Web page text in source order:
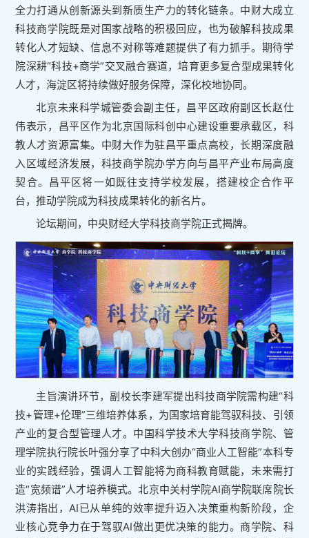
全力打通从创新源头到新质生产力的转化链条。中财大成立
科技商学院既是对国家战略的积极回应，也为破解科技成果
转化人才短缺、信息不对称等难题提供了有力抓手。期待学
院深耕“科技+商学”交叉融合赛道，培育更多复合型成果转化
人才，海淀区将持续做好服务保障，深化校地协同。
北京未来科学城管委会副主任，昌平区政府副区长赵仕
伟表示，昌平区作为北京国际科创中心建设重要承载区，科
教人才资源富集。中财大作为驻昌平重点高校，长期深度融
入区域经济发展，科技商学院办学方向与昌平产业布局高度
契合。昌平区将一如既往支持学校发展，搭建校企合作平
台，推动学院成为科技成果转化的新名片。
论坛期间，中央财经大学科技商学院正式揭牌。
主旨演讲环节，副校长李建军提出科技商学院需构建“科
技+管理+伦理”三维培养体系，为国家培育能驾驭科技、引领
产业的复合型管理人才。中国科学技术大学科技商学院、管
理学院执行院长叶强分享了中科大创办“商业人工智能”本科专
业的实践经验，强调人工智能将为商科教育赋能，未来需打
造“宽频谱”人才培养模式。北京中关村学院AI商学院联席院长
洪涛指出，AI已从单纯的效率提升迈入决策重构新阶段，企
业核心竞争力在于驾驭AI做出更优决策的能力。商学院、科